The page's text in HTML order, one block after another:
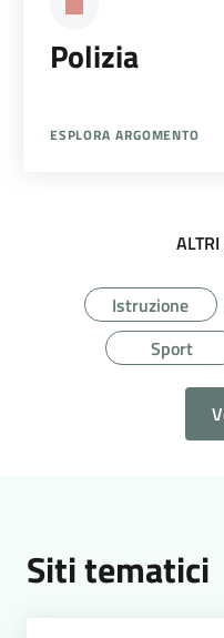
Polizia
ESPLORA ARGOMENTO
Istruzione
Sport
Siti tematici